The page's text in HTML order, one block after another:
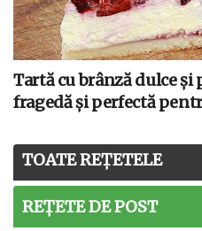
Tartă cu brânză dulce și
fragedă și perfectă
TOATE REȚETELE
REȚETE DE POST